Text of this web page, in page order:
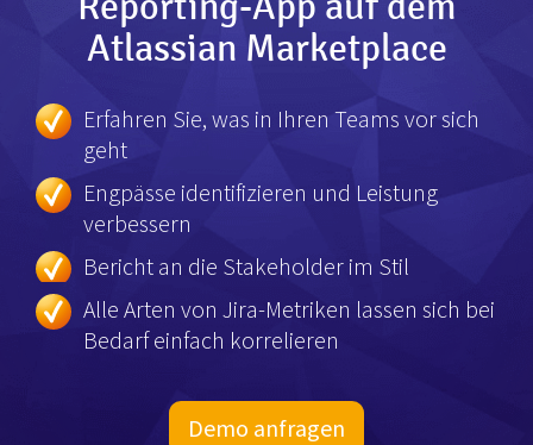
Atlassian Marketplace
Erfahren Sie, was in Ihren Teams vor sich
geht
Engpässe identifizieren und Leistung
verbessern
Bericht an die Stakeholder im Stil
Alle Arten von Jira-Metriken lassen sich bei
Bedarf einfach korrelieren
Demo anfragen